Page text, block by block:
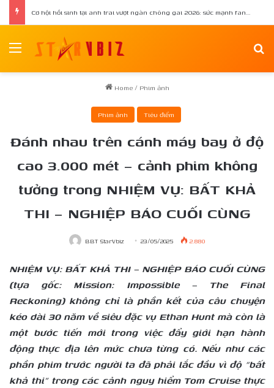
Cơ hội hồi sinh tại anh trai vượt ngàn chông gai 2026: sức mạnh fandom lên ngôi tại nền tảng 1creators
Menu
Home / Phim ảnh
Phim ảnh Tiêu điểm
Đánh nhau trên cánh máy bay ở độ
cao 3.000 mét – cảnh phim không
tưởng trong NHIỆM VỤ: BẤT KHẢ
THI – NGHIỆP BÁO CUỐI CÙNG
BBT StarVbiz 23/05/2025 2.880
NHIỆM VỤ: BẤT KHẢ THI – NGHIỆP BÁO CUỐI CÙNG
(tựa gốc: Mission: Impossible – The Final
Reckoning) không chỉ là phần kết của câu chuyện
kéo dài 30 năm về siêu đặc vụ Ethan Hunt mà còn là
một bước tiến mới trong việc đẩy giới hạn hành
động thực địa lên mức chưa từng có. Nếu như các
phần phim trước người ta đã phải lắc đầu vì độ “bất
khả thi” trong các cảnh nguy hiểm Tom Cruise thực